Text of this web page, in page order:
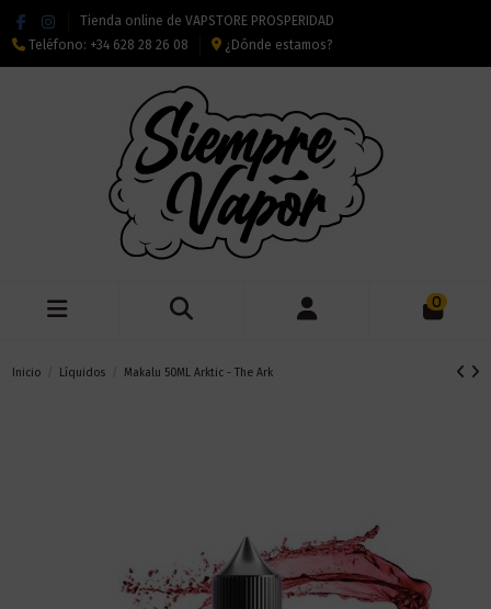
Tienda online de VAPSTORE PROSPERIDAD
Teléfono: +34 628 28 26 08 ¿Dónde estamos?
0
Inicio Líquidos Makalu 50ML Arktic - The Ark